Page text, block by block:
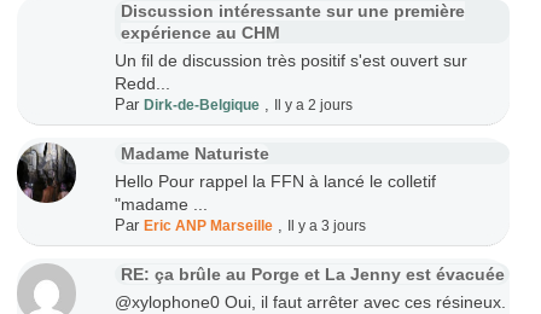
Discussion intéressante sur une première
expérience au CHM
Un fil de discussion très positif s'est ouvert sur
Redd...
ParDirk-de-Belgique , Il y a 2 jours
Madame Naturiste
Hello Pour rappel la FFN à lancé le colletif
"madame ...
ParEric ANP Marseille , Il y a 3 jours
RE: ça brûle au Porge et La Jenny est évacuée
@xylophone0 Oui, il faut arrêter avec ces résineux.